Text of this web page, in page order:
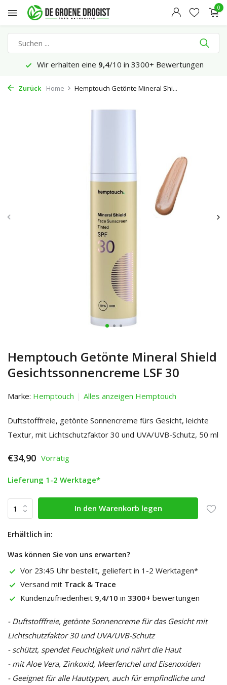
0
Wir erhalten eine 9,4/10 in 3300+ Bewertungen
Zurück Home Hemptouch Getönte Mineral Shi...
Hemptouch Getönte Mineral Shield
Gesichtssonnencreme LSF 30
Marke: Hemptouch Alles anzeigen Hemptouch
Duftstofffreie, getönte Sonnencreme fürs Gesicht, leichte
Textur, mit Lichtschutzfaktor 30 und UVA/UVB-Schutz, 50 ml
€34,90 Vorrätig
Lieferung 1-2 Werktage*
In den Warenkorb legen
Erhältlich in:
Was können Sie von uns erwarten?
Vor 23:45 Uhr bestellt, geliefert in 1-2 Werktagen*
Versand mit Track & Trace
Kundenzufriedenheit 9,4/10 in 3300+ bewertungen
- Duftstofffreie, getönte Sonnencreme für das Gesicht mit
Lichtschutzfaktor 30 und UVA/UVB-Schutz
- schützt, spendet Feuchtigkeit und nährt die Haut
- mit Aloe Vera, Zinkoxid, Meerfenchel und Eisenoxiden
- Geeignet für alle Hauttypen, auch für empfindliche und